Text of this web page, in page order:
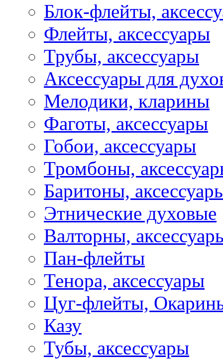
Блок-флейты,
Флейты, аксессуары
Трубы, аксессуары
Аксессуары для
Мелодики, кларины
Фаготы, аксессуары
Гобои, аксессуары
Тромбоны,
Баритоны,
Этнические духовые
Валторны,
Пан-флейты
Тенора, аксессуары
Цуг-флейты,
Казу
Тубы, аксессуары